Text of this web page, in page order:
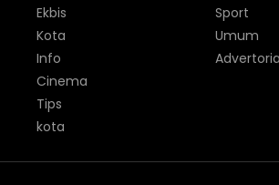
Ekbis
Kota
Info
Sport
Umum
Cinema
Tips
kota